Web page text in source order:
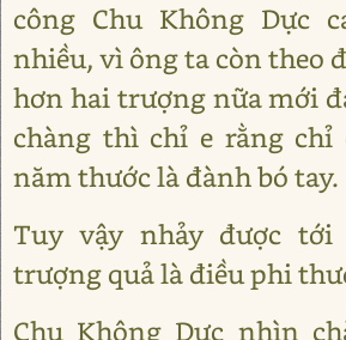
công Chu Không Dực
nhiều, vì ông ta còn theo
hơn hai trượng nữa mới
chàng thì chỉ e rằng chỉ
năm thước là đành bó tay.
Tuy vậy nhảy được tới
trượng quả là điều phi
Chu Không Dực nhìn